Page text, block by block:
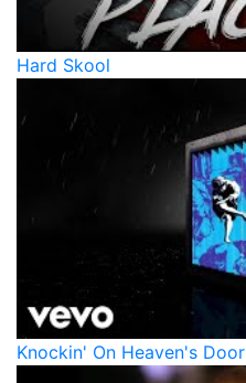
Hard Skool
Knockin' On Heaven's Door